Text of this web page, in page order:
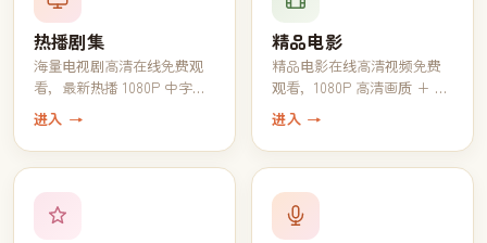
热播剧集
海量电视剧高清在线免费观
看，最新热播 1080P 中字完
结全集一键追完
进入 →
精品电影
精品电影在线高清视频免费
观看，1080P 高清画质 + 中
文字幕一键播放
进入 →